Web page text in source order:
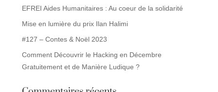
EFREI Aides Humanitaires : Au coeur de la solidarité
Mise en lumière du prix Ilan Halimi
#127 – Contes & Noël 2023
Comment Découvrir le Hacking en Décembre
Gratuitement et de Manière Ludique ?